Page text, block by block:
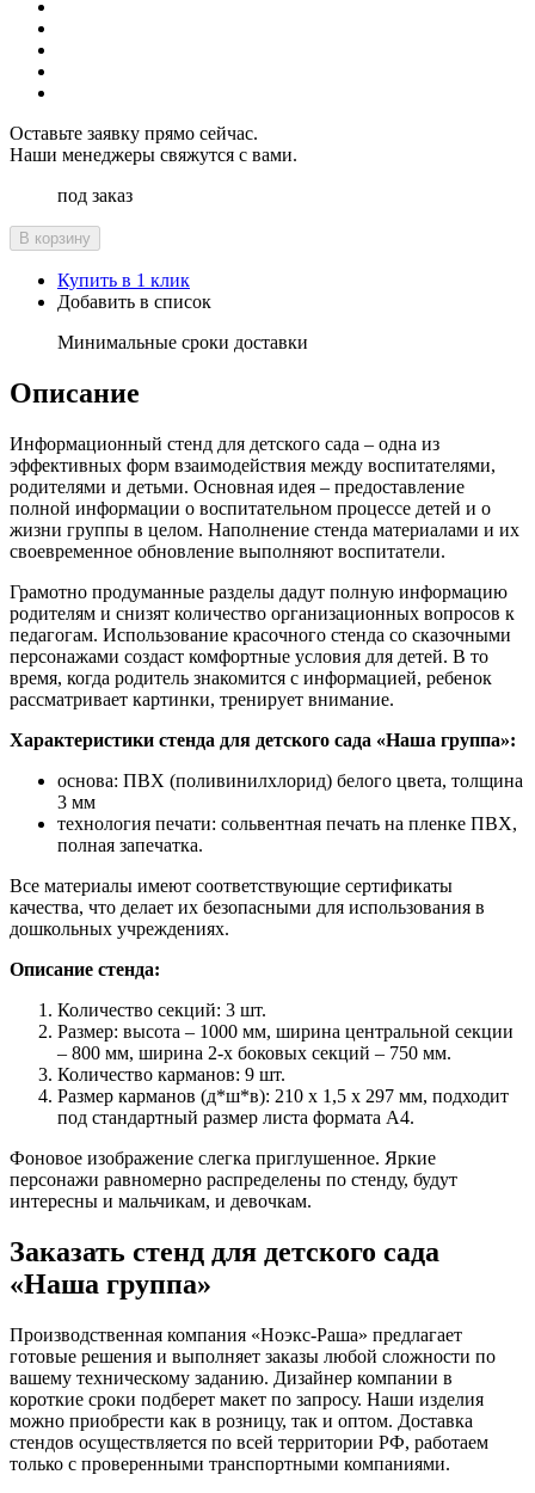
Оставьте заявку прямо сейчас.
Наши менеджеры свяжутся с вами.
под заказ
В корзину
Купить в 1 клик
Добавить в список
Минимальные сроки доставки
Описание
Информационный стенд для детского сада – одна из
эффективных форм взаимодействия между воспитателями,
родителями и детьми. Основная идея – предоставление
полной информации о воспитательном процессе детей и о
жизни группы в целом. Наполнение стенда материалами и их
своевременное обновление выполняют воспитатели.
Грамотно продуманные разделы дадут полную информацию
родителям и снизят количество организационных вопросов к
педагогам. Использование красочного стенда со сказочными
персонажами создаст комфортные условия для детей. В то
время, когда родитель знакомится с информацией, ребенок
рассматривает картинки, тренирует внимание.
Характеристики стенда для детского сада «Наша группа»:
основа: ПВХ (поливинилхлорид) белого цвета, толщина
3 мм
технология печати: сольвентная печать на пленке ПВХ,
полная запечатка.
Все материалы имеют соответствующие сертификаты
качества, что делает их безопасными для использования в
дошкольных учреждениях.
Описание стенда:
Количество секций: 3 шт.
Размер: высота – 1000 мм, ширина центральной секции
– 800 мм, ширина 2-х боковых секций – 750 мм.
Количество карманов: 9 шт.
Размер карманов (д*ш*в): 210 x 1,5 x 297 мм, подходит
под стандартный размер листа формата А4.
Фоновое изображение слегка приглушенное. Яркие
персонажи равномерно распределены по стенду, будут
интересны и мальчикам, и девочкам.
Заказать стенд для детского сада
«Наша группа»
Производственная компания «Ноэкс-Раша» предлагает
готовые решения и выполняет заказы любой сложности по
вашему техническому заданию. Дизайнер компании в
короткие сроки подберет макет по запросу. Наши изделия
можно приобрести как в розницу, так и оптом. Доставка
стендов осуществляется по всей территории РФ, работаем
только с проверенными транспортными компаниями.